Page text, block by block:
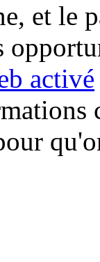
et le
activé